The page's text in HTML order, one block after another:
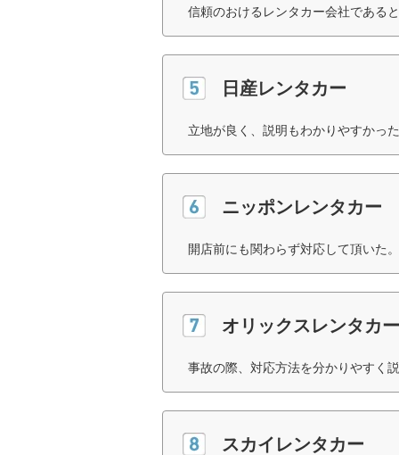
信頼のおけるレンタカー会社である
日産レンタカー
立地が良く、説明もわかりやすかっ
ニッポンレンタカー
開店前にも関わらず対応して頂いた
オリックスレンタカー
事故の際、対応方法を分かりやすく
スカイレンタカー